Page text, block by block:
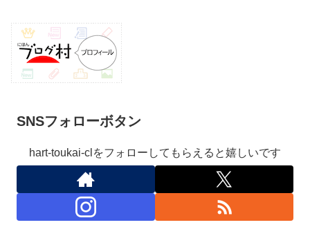
SNSフォローボタン
hart-toukai-clをフォローしてもらえると嬉しいです